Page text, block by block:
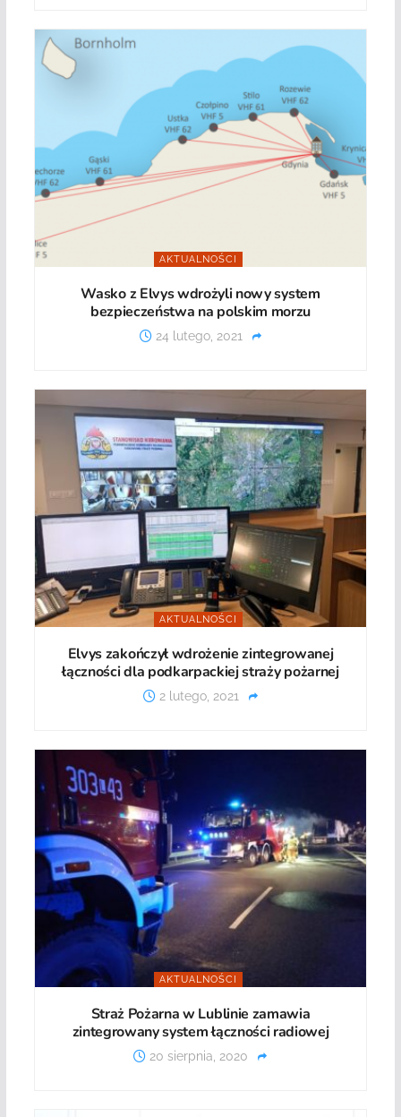
AKTUALNOŚCI
Wasko z Elvys wdrożyli nowy system
bezpieczeństwa na polskim morzu
24 lutego, 2021
AKTUALNOŚCI
Elvys zakończył wdrożenie zintegrowanej
łączności dla podkarpackiej straży pożarnej
2 lutego, 2021
AKTUALNOŚCI
Straż Pożarna w Lublinie zamawia
zintegrowany system łączności radiowej
20 sierpnia, 2020